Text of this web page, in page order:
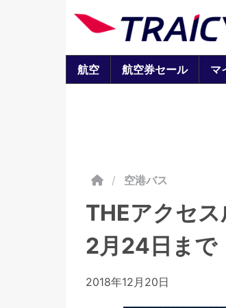
航空 航空券セール マ
/ 空港バス
THEアクセ
2月24日まで
2018年12月20日